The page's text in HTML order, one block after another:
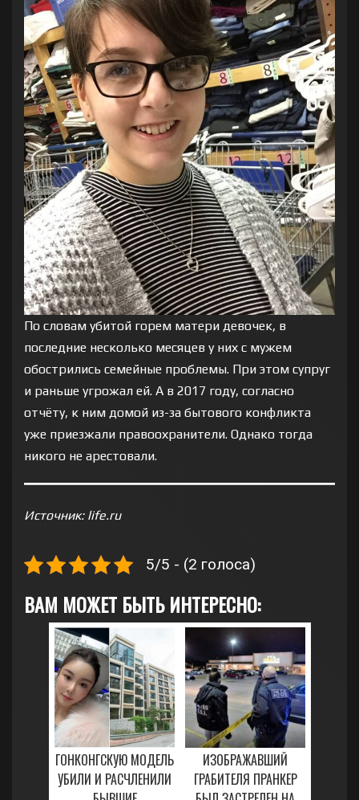
По словам убитой горем матери девочек, в
последние несколько месяцев у них с мужем
обострились семейные проблемы. При этом супруг
и раньше угрожал ей. А в 2017 году, согласно
отчёту, к ним домой из-за бытового конфликта
уже приезжали правоохранители. Однако тогда
никого не арестовали.
Источник: life.ru
5/5 - (2 голоса)
ВАМ МОЖЕТ БЫТЬ ИНТЕРЕСНО:
ГОНКОНГСКУЮ МОДЕЛЬ
УБИЛИ И РАСЧЛЕНИЛИ
ИЗОБРАЖАВШИЙ
ГРАБИТЕЛЯ ПРАНКЕР